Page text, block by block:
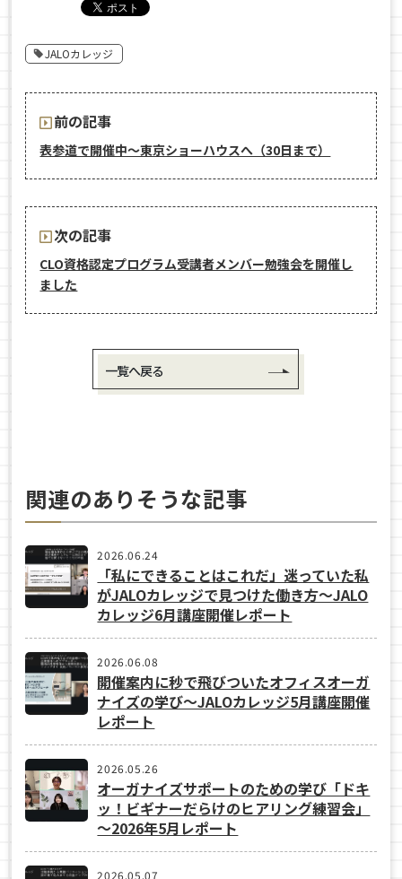
JALOカレッジ
前の記事
表参道で開催中〜東京ショーハウスへ（30日まで）
次の記事
CLO資格認定プログラム受講者メンバー勉強会を開催し
ました
一覧へ戻る
関連のありそうな記事
2026.06.24
「私にできることはこれだ」迷っていた私
がJALOカレッジで見つけた働き方〜JALO
カレッジ6月講座開催レポート
2026.06.08
開催案内に秒で飛びついたオフィスオーガ
ナイズの学び〜JALOカレッジ5月講座開催
レポート
2026.05.26
オーガナイズサポートのための学び「ドキ
ッ！ビギナーだらけのヒアリング練習会」
～2026年5月レポート
2026.05.07